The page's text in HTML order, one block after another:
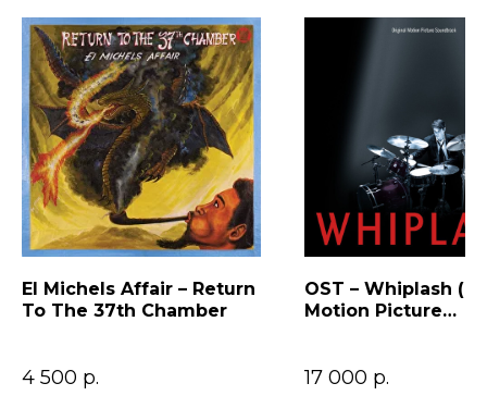
El Michels Affair – Return
To The 37th Chamber
4 500 р.
OST – Whiplash
Motion Picture
17 000 р.